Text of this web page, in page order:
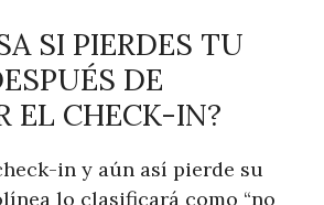
SI PIERDES TU
DE
EL CHECK-IN?
in y aún así pierde su
lo clasificará como “no